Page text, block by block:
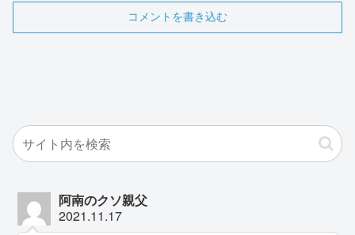
コメントを書き込む
阿南のクソ親父
2021.11.17